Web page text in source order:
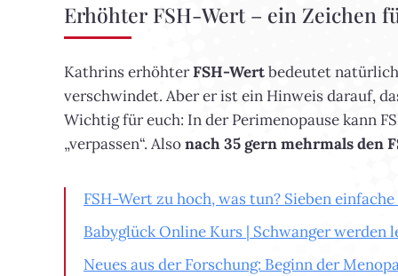
Erhöhter FSH-Wert – ein Zeichen
Kathrins erhöhterFSH-Wertbedeutet
verschwindet. Aber er ist ein Hinweis darauf,
Wichtig für euch: In der Perimenopause kann
„verpassen“. Alsonach 35 gern mehrmals den
FSH-Wert zu hoch, was tun? Sieben
Babyglück Online Kurs | Schwanger werden
Neues aus der Forschung: Beginn der